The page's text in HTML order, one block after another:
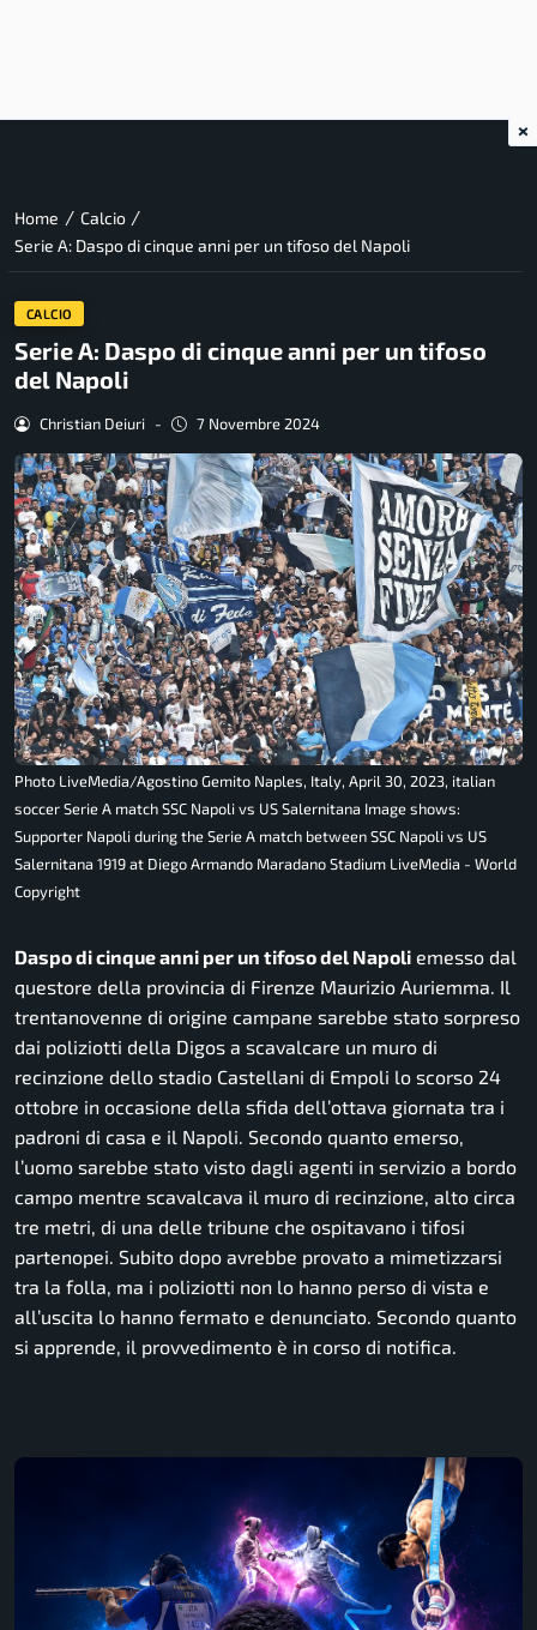
Home / Calcio /
Serie A: Daspo di cinque anni per un tifoso del Napoli
CALCIO
Serie A: Daspo di cinque anni per un tifoso
del Napoli
Christian Deiuri - 7 Novembre 2024
Photo LiveMedia/Agostino Gemito Naples, Italy, April 30, 2023, italian
soccer Serie A match SSC Napoli vs US Salernitana Image shows:
Supporter Napoli during the Serie A match between SSC Napoli vs US
Salernitana 1919 at Diego Armando Maradano Stadium LiveMedia - World
Copyright
Daspo di cinque anni per un tifoso del Napoli emesso dal
questore della provincia di Firenze Maurizio Auriemma. Il
trentanovenne di origine campane sarebbe stato sorpreso
dai poliziotti della Digos a scavalcare un muro di
recinzione dello stadio Castellani di Empoli lo scorso 24
ottobre in occasione della sfida dell’ottava giornata tra i
padroni di casa e il Napoli. Secondo quanto emerso,
l’uomo sarebbe stato visto dagli agenti in servizio a bordo
campo mentre scavalcava il muro di recinzione, alto circa
tre metri, di una delle tribune che ospitavano i tifosi
partenopei. Subito dopo avrebbe provato a mimetizzarsi
tra la folla, ma i poliziotti non lo hanno perso di vista e
all’uscita lo hanno fermato e denunciato. Secondo quanto
si apprende, il provvedimento è in corso di notifica.
×